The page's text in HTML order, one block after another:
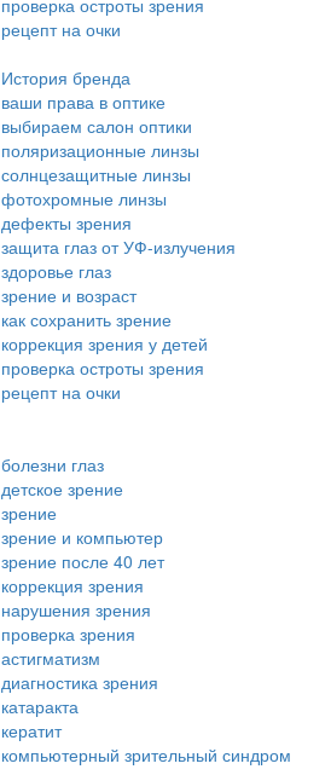
проверка остроты зрения
рецепт на очки
История бренда
ваши права в оптике
выбираем салон оптики
поляризационные линзы
солнцезащитные линзы
фотохромные линзы
дефекты зрения
защита глаз от УФ-излучения
здоровье глаз
зрение и возраст
как сохранить зрение
коррекция зрения у детей
проверка остроты зрения
рецепт на очки
болезни глаз
детское зрение
зрение
зрение и компьютер
зрение после 40 лет
коррекция зрения
нарушения зрения
проверка зрения
астигматизм
диагностика зрения
катаракта
кератит
компьютерный зрительный синдром